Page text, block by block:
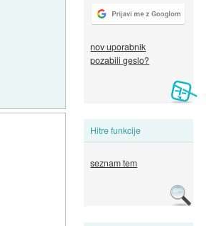
nov uporabnik
pozabili geslo?
Hitre funkcije
seznam tem